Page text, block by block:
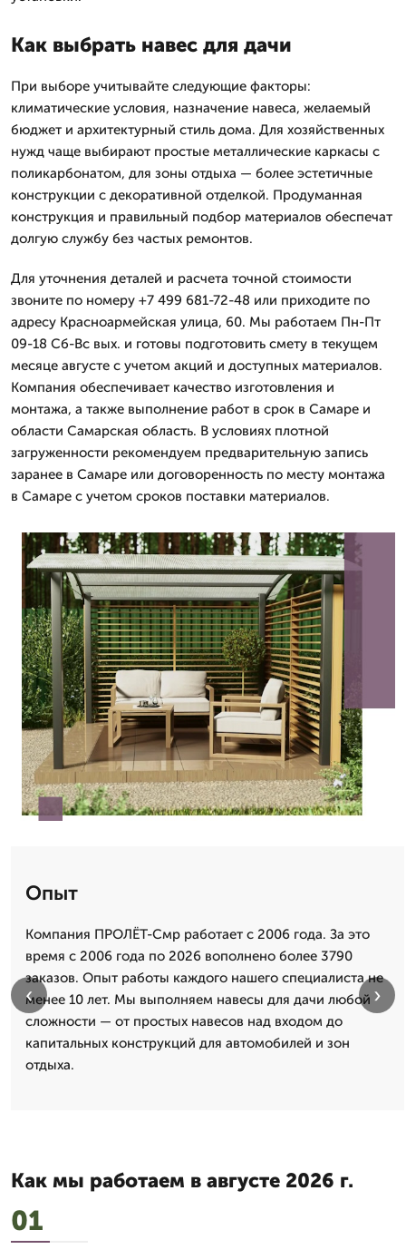
Как выбрать навес для дачи
При выборе учитывайте следующие факторы:
климатические условия, назначение навеса, желаемый
бюджет и архитектурный стиль дома. Для хозяйственных
нужд чаще выбирают простые металлические каркасы с
поликарбонатом, для зоны отдыха — более эстетичные
конструкции с декоративной отделкой. Продуманная
конструкция и правильный подбор материалов обеспечат
долгую службу без частых ремонтов.
Для уточнения деталей и расчета точной стоимости
звоните по номеру +7 499 681-72-48 или приходите по
адресу Красноармейская улица, 60. Мы работаем Пн-Пт
09-18 Сб-Вс вых. и готовы подготовить смету в текущем
месяце августе с учетом акций и доступных материалов.
Компания обеспечивает качество изготовления и
монтажа, а также выполнение работ в срок в Самаре и
области Самарская область. В условиях плотной
загруженности рекомендуем предварительную запись
заранее в Самаре или договоренность по месту монтажа
в Самаре с учетом сроков поставки материалов.
Опыт
Компания ПРОЛЁТ-Смр работает с 2006 года. За это
время с 2006 года по 2026 вополнено более 3790
заказов. Опыт работы каждого нашего специалиста не
менее 10 лет. Мы выполняем навесы для дачи любой
сложности — от простых навесов над входом до
капитальных конструкций для автомобилей и зон
отдыха.
‹ ›
Как мы работаем в августе 2026 г.
01